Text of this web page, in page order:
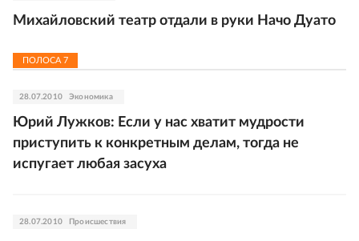
Михайловский театр отдали в руки Начо Дуато
ПОЛОСА 7
28.07.2010 Экономика
Юрий Лужков: Если у нас хватит мудрости
приступить к конкретным делам, тогда не
испугает любая засуха
28.07.2010 Происшествия